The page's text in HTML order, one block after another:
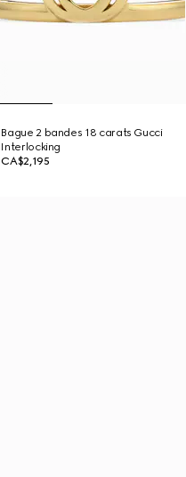
Bague 2 bandes 18 carats Gucci
Interlocking
CA$2,195